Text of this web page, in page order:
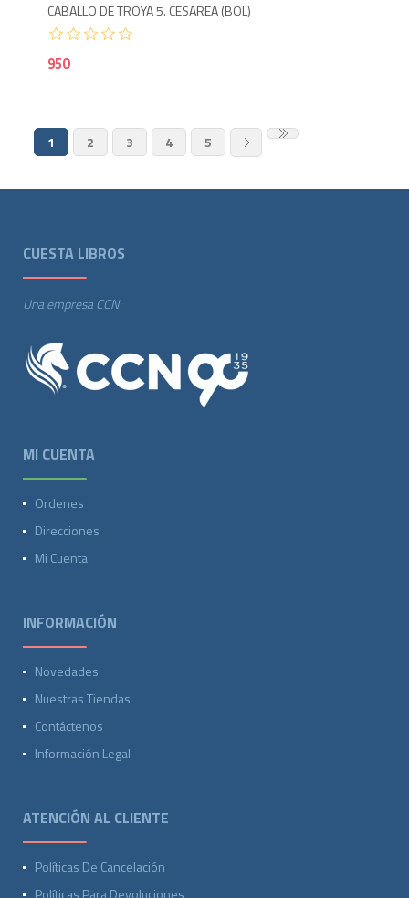
CABALLO DE TROYA 5. CESAREA (BOL)
950
1 2 3 4 5
CUESTA LIBROS
Una empresa CCN
MI CUENTA
Ordenes
Direcciones
Mi Cuenta
INFORMACIÓN
Novedades
Nuestras Tiendas
Contáctenos
Información Legal
ATENCIÓN AL CLIENTE
Políticas De Cancelación